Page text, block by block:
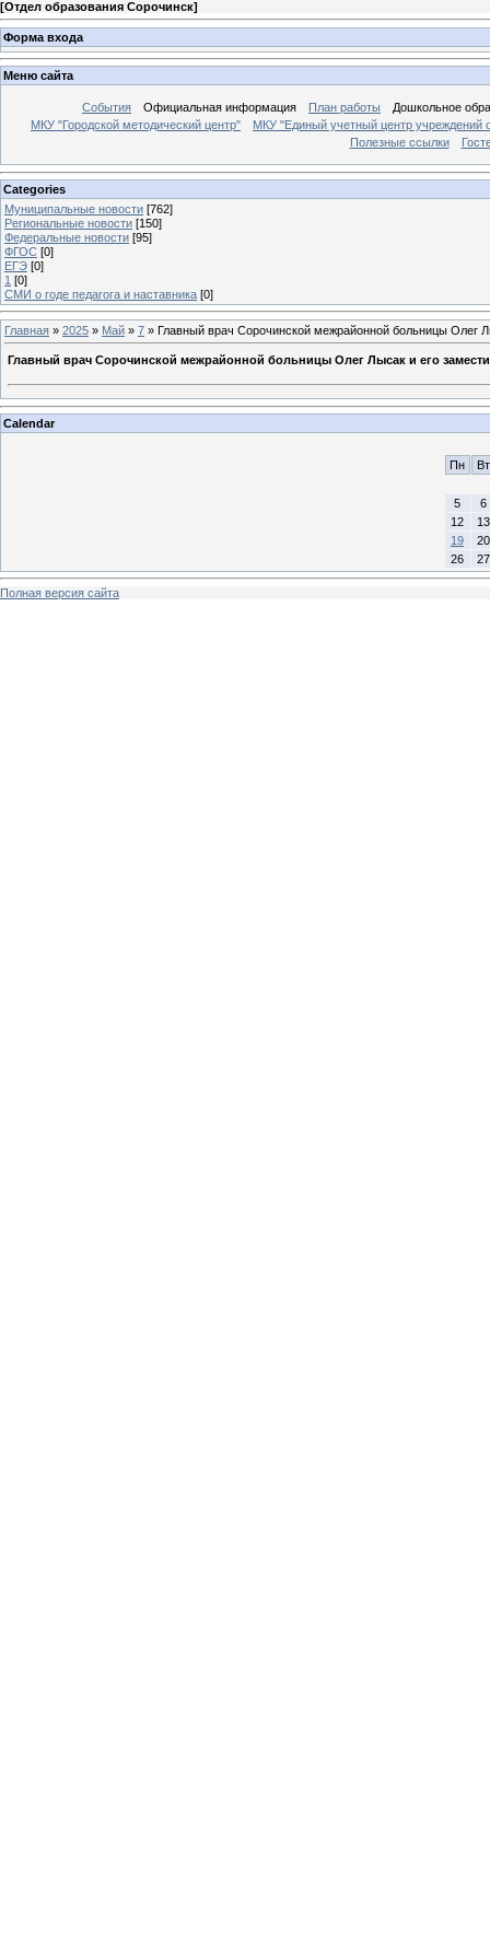
[Отдел образования Сорочинск]
Форма входа
Меню сайта
События Официальная информация План работы
Дошкольное
МКУ "Городской методический центр"
МКУ "Единый учетный центр учреждений
Полезные ссылки
Categories
Муниципальные новости [762]
Региональные новости [150]
Федеральные новости [95]
ФГОС [0]
ЕГЭ [0]
1 [0]
СМИ о годе педагога и наставника [0]
Главная » 2025 » Май » 7 » Главный врач Сорочинской межрайонной больницы Олег
Главный врач Сорочинской межрайонной больницы Олег Лысак и его
Calendar
Пн Вт
5
6
12
13
19
20
26
27
Полная версия сайта